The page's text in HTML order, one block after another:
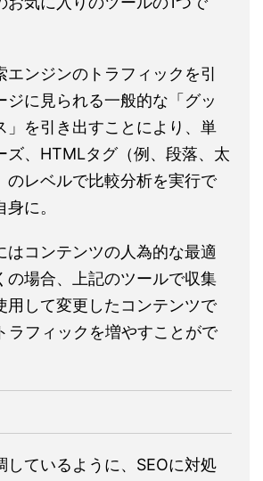
ンジンのトラフィックを引
ジに見られる一般的な「グッ
」を引き出すことにより、単
ズ、HTMLタグ（例、段落、太
のレベルで比較分析を実行で
に。
はコンテンツの人為的な最適
の場合、上記のツールで収集
用して変更したコンテンツで
ラフィックを増やすことがで
しているように、SEOに対処